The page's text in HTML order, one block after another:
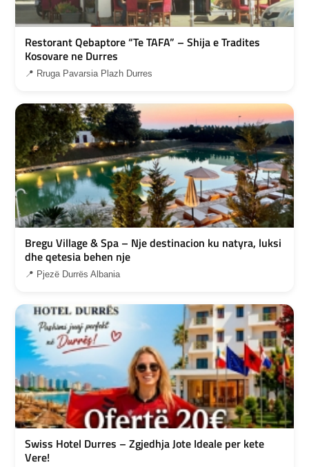
Restorant Qebaptore “Te TAFA” – Shija e Tradites
Kosovare ne Durres
📍 Rruga Pavarsia Plazh Durres
Bregu Village & Spa – Nje destinacion ku natyra, luksi
dhe qetesia behen nje
📍 Pjezë Durrës Albania
Swiss Hotel Durres – Zgjedhja Jote Ideale per kete
Vere!